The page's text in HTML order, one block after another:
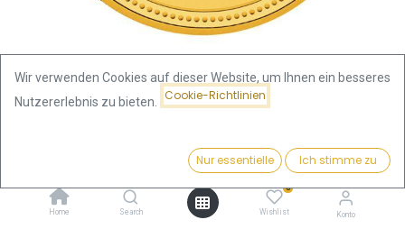
4.132,23€ Kaufen
Home Search
0
Wishlist Konto
Lunar I Schwein 1oz Goldmünze
2007
Wir verwenden Cookies auf dieser Website, um Ihnen ein besseres
Nutzererlebnis zu bieten.
Cookie-Richtlinien
Nur essentielle Ich stimme zu